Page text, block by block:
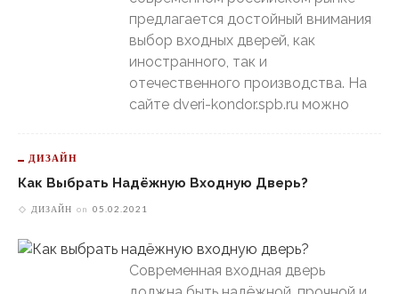
предлагается достойный внимания
выбор входных дверей, как
иностранного, так и
отечественного производства. На
сайте dveri-kondor.spb.ru можно
ДИЗАЙН
Как Выбрать Надёжную Входную Дверь?
ДИЗАЙН on 05.02.2021
Современная входная дверь